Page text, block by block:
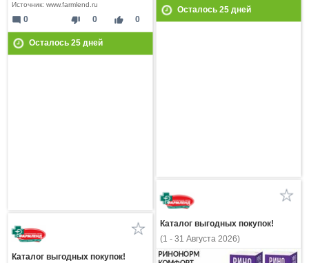
Осталось 25дней
Источник: www.farmlend.ru
thumb_down 0 thumb_up 0
mode_comment 0
Осталось 25дней
Каталог выгодных покупок!
(1 - 31 Августа 2026)
Каталог выгодных покупок!